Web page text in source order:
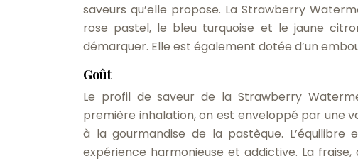
saveurs qu’elle propose. La Strawberry
rose pastel, le bleu turquoise et le jaune
démarquer. Elle est également dotée d’un
Goût
Le profil de saveur de la Strawberry
première inhalation, on est enveloppé par une
à la gourmandise de la pastèque.
expérience harmonieuse et addictive. La